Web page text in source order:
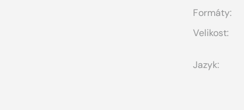
Formáty:
Velikost:
Jazyk: